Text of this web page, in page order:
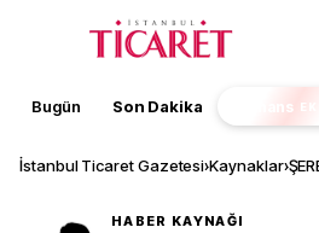
Bugün Son Dakika Finans
İstanbul Ticaret Gazetesi›Kaynaklar›
HABER KAYNAĞI